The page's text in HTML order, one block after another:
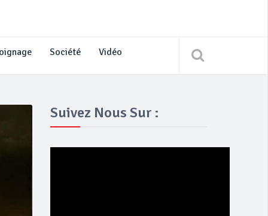
Société Vidéo
Suivez Nous Sur :